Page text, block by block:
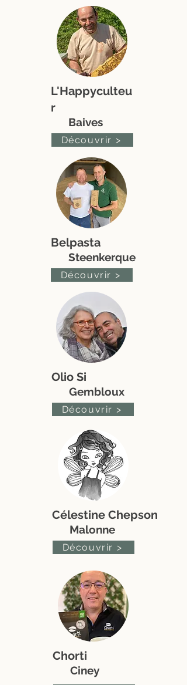
L'Happyculteu
r
Baives
Découvrir >
Belpasta
Steenkerque
Découvrir >
Olio Si
Gembloux
Découvrir >
Célestine Chepson
Malonne
Découvrir >
Chorti
Ciney